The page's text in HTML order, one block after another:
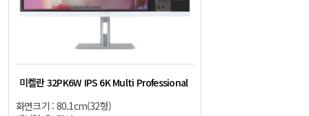
미켈란 32PK6W IPS 6K Multi Professional
화면크기 : 80.1cm(32형)